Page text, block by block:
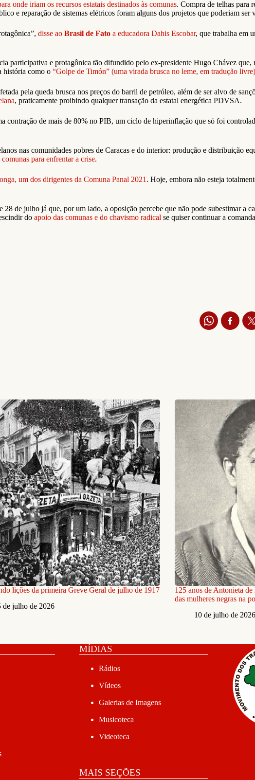
onde iriam os recursos estatais destinados às comunas. Compra de telhas para
e reparação de sistemas elétricos foram alguns dos projetos que poderiam ser
disse ao Brasil de Fato a educadora Dahis Escobar, que trabalha em
participativa e protagônica tão difundido pelo ex-presidente Hugo Chávez que,
história como o “Golpe de Timón” (uma virada brusca no leme, em tradução
pela queda brusca nos preços do barril de petróleo, além de ser alvo de
, praticamente proibindo qualquer transação da estatal energética PDVSA.
contração de mais de 80% no PIB, um ciclo de hiperinflação que só foi
nas comunidades pobres de Caracas e do interior: produção e distribuição
para enfrentar a crise.
um dos dirigentes da Comuna Panal 2021 . Hoje, embora não esteja
de julho já que, por um lado, a oposição percebe que não pode subestimar a
do apoio das comunas e do chavismo radical se quiser continuar a
lições da primeira Greve Geral de julho de 1917
de julho de 2026
125 anos de Antonieta
das mulheres negras na
10 de julho de 2026
MÍDIAS
Rádios
Vídeos
Galerias de Imagens
Musicoteca
Videoteca
MAIS SEÇÕES